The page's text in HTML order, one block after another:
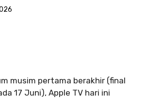
musim pertama berakhir (final
17 Juni), Apple TV hari ini